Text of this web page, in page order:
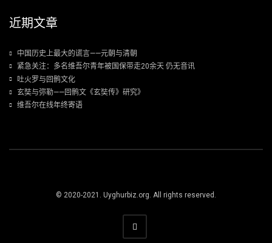
近期文章
中国历史上最大的谎言——元朝与清朝
紧急关注：多名维吾尔青年被国保带走20余天 仍无音讯
吐火罗与回鹘文化
玄奘与弥勒——回鹘文《玄奘传》研究》
维吾尔在线年终寄语
© 2020-2021. Uyghurbiz.org. All rights reserved.